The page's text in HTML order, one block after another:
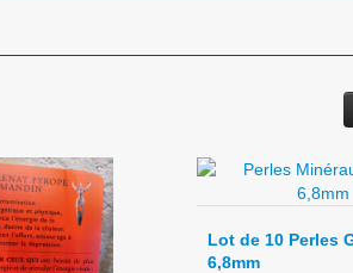
Lot de 10 Perles
6,8mm